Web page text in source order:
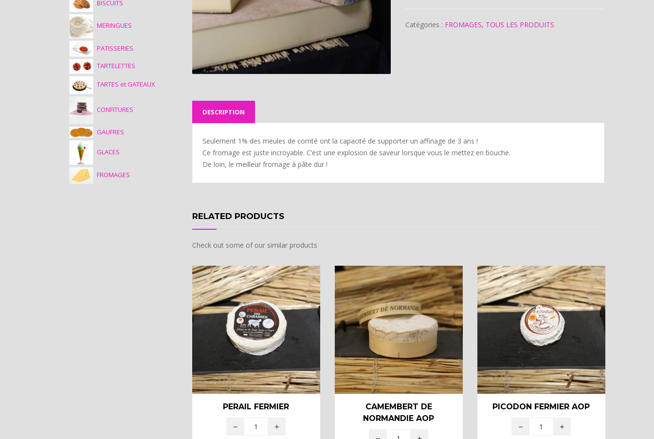
Catégories : FROMAGES, TOUS LES PRODUITS
DESCRIPTION
Seulement 1% des meules de comté ont la capacité de supporter un affinage de 3 ans !
Ce fromage est juste incroyable. C’est une explosion de saveur lorsque vous le mettez en bouche.
De loin, le meilleur fromage à pâte dur !
RELATED PRODUCTS
Check out some of our similar products
PERAIL FERMIER
CAMEMBERT DE
NORMANDIE AOP
PICODON FERMIER AOP
BISCUITS
MERINGUES
PATISSERIES
TARTELETTES
TARTES et GATEAUX
CONFITURES
GAUFRES
GLACES
FROMAGES